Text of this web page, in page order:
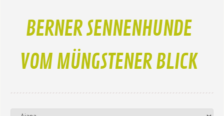
BERNER SENNENHUNDE
VOM MÜNGSTENER BLICK